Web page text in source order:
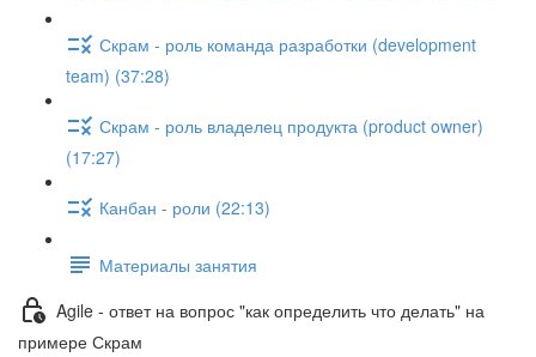
Скрам - роль команда разработки (development
team) (37:28)
Скрам - роль владелец продукта (product owner)
(17:27)
Канбан - роли (22:13)
Материалы занятия
Agile - ответ на вопрос "как определить что делать" на
примере Скрам